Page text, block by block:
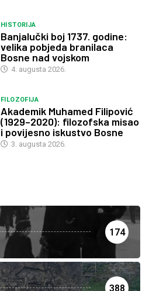
HISTORIJA
Banjalučki boj 1737. godine:
velika pobjeda branilaca
Bosne nad vojskom
4. augusta 2026.
FILOZOFIJA
Akademik Muhamed Filipović
(1929–2020): filozofska misao
i povijesno iskustvo Bosne
3. augusta 2026.
174
388